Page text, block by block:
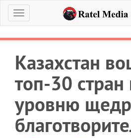
Меню
Казахстан
топ-30 стран
уровню